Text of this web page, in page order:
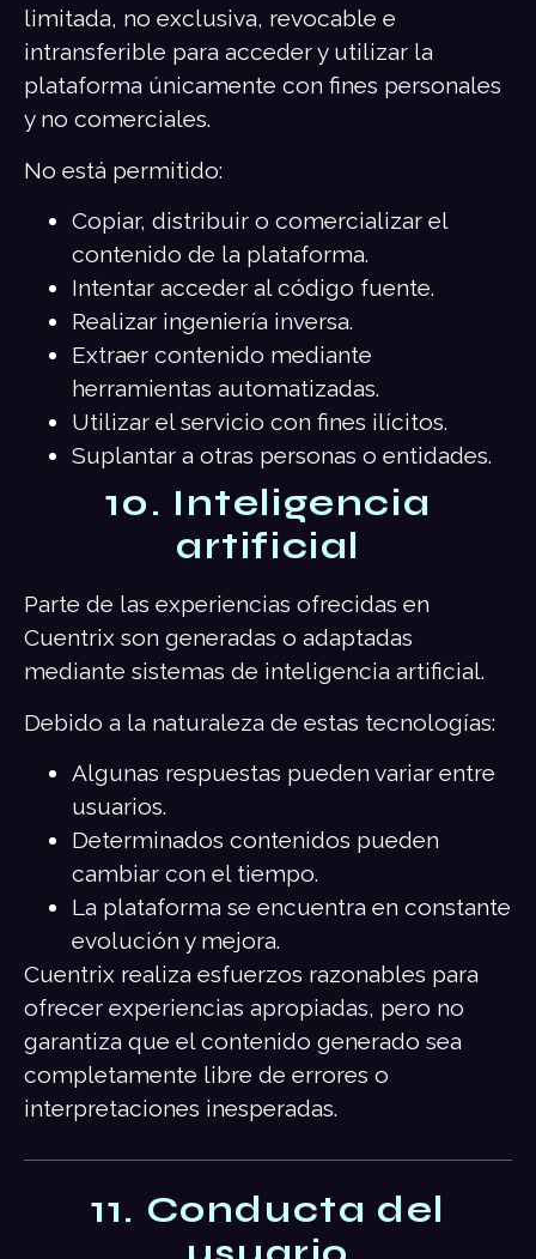
limitada, no exclusiva, revocable e
intransferible para acceder y utilizar la
plataforma únicamente con fines personales
y no comerciales.
No está permitido:
Copiar, distribuir o comercializar el
contenido de la plataforma.
Intentar acceder al código fuente.
Realizar ingeniería inversa.
Extraer contenido mediante
herramientas automatizadas.
Utilizar el servicio con fines ilícitos.
Suplantar a otras personas o entidades.
10. Inteligencia
artificial
Parte de las experiencias ofrecidas en
Cuentrix son generadas o adaptadas
mediante sistemas de inteligencia artificial.
Debido a la naturaleza de estas tecnologías:
Algunas respuestas pueden variar entre
usuarios.
Determinados contenidos pueden
cambiar con el tiempo.
La plataforma se encuentra en constante
evolución y mejora.
Cuentrix realiza esfuerzos razonables para
ofrecer experiencias apropiadas, pero no
garantiza que el contenido generado sea
completamente libre de errores o
interpretaciones inesperadas.
11. Conducta del